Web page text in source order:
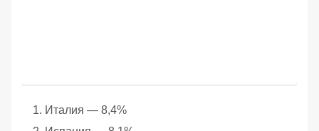
Италия — 8,4%